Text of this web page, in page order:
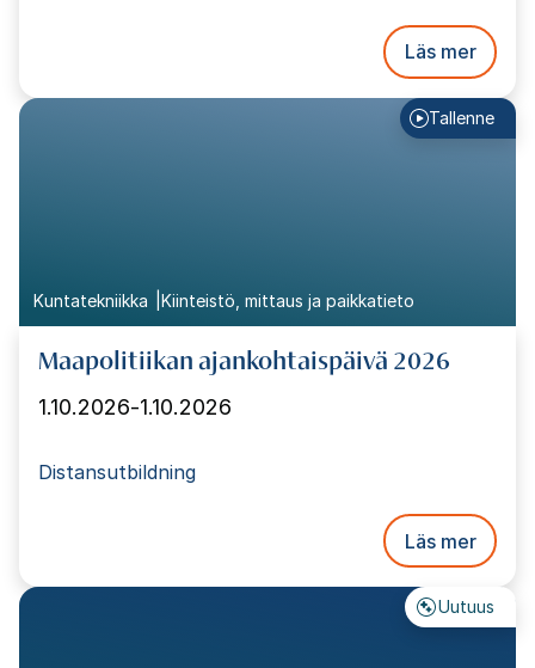
Läs mer
Tallenne
Kuntatekniikka Kiinteistö, mittaus ja paikkatieto
Maapolitiikan ajankohtaispäivä 2026
1.10.2026-1.10.2026
Distansutbildning
Läs mer
Uutuus